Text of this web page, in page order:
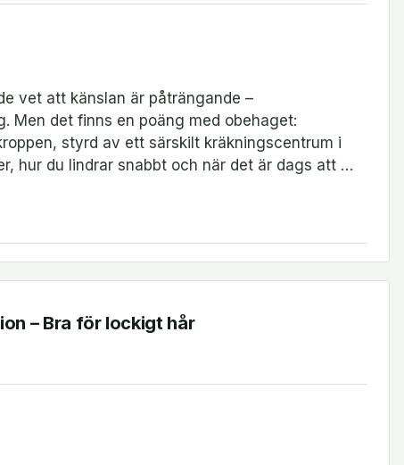
vet att känslan är påträngande –
Men det finns en poäng med obehaget:
styrd av ett särskilt kräkningscentrum i
hur du lindrar snabbt och när det är dags att …
– Bra för lockigt hår